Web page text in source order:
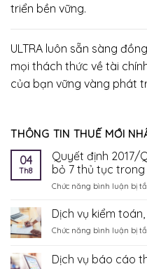
triển bền vững.
ULTRA luôn sẵn sàng
mọi thách thức về tài
của bạn vững vàng phát
THÔNG TIN THUẾ MỚI
04
Th8
Quyết định 2017/
bỏ 7 thủ tục trong
Chức năng bình luận bị
Dịch vụ kiểm
Chức năng bình luận bị
Dịch vụ báo cáo